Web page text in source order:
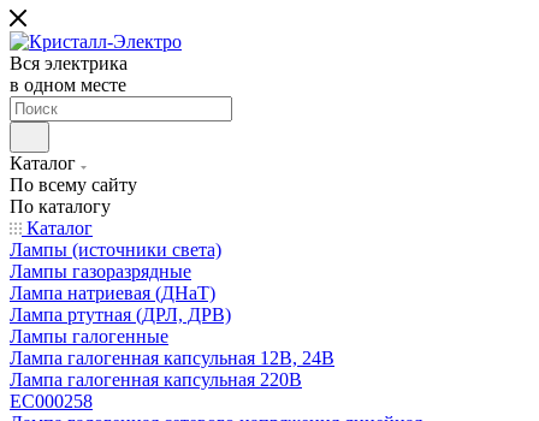
Вся электрика
в одном месте
Каталог
По всему сайту
По каталогу
Каталог
Лампы (источники света)
Лампы газоразрядные
Лампа натриевая (ДНаТ)
Лампа ртутная (ДРЛ, ДРВ)
Лампы галогенные
Лампа галогенная капсульная 12В, 24В
Лампа галогенная капсульная 220В
EC000258